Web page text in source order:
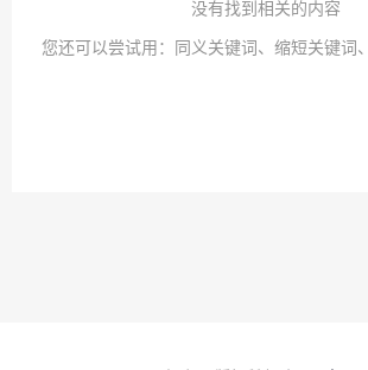
没有找到相关的内容
您还可以尝试用：同义关键词、缩短关键词